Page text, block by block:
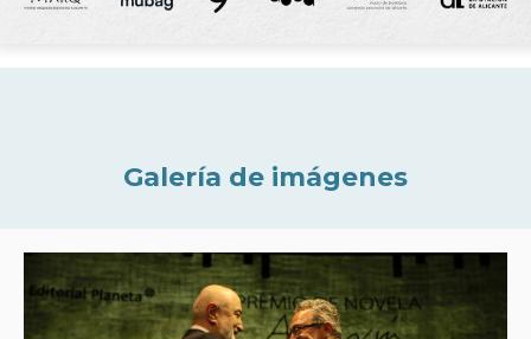
Galería de imágenes